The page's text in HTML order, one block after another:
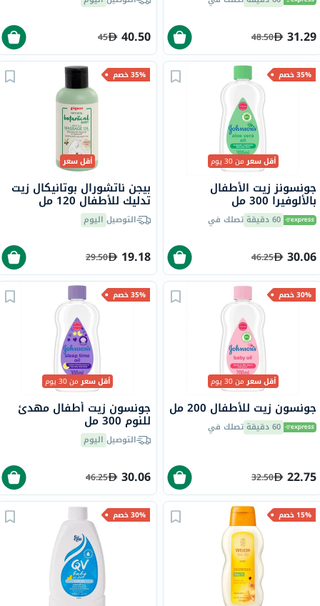
31.29
48.50
11
40.50
45
35% خصم
أقل سعرمن 30 يوم
جونسونز زيت الأطفال
بالألوفيرا 300 مل
60 دقيقة تصلك في
30.06
46.25
35% خصم
أقل سعر
بيجن ناتشورال بوتانيكال زيت
تدليك للأطفال 120 مل
التوصيل اليوم
19.18
29.50
30% خصم
أقل سعرمن 30 يوم
جونسون زيت للأطفال 200 مل
60 دقيقة تصلك في
22.75
32.50
35% خصم
أقل سعرمن 30 يوم
جونسون زيت أطفال مهدئ
للنوم 300 مل
التوصيل اليوم
30.06
46.25
15% خصم 30% خصم